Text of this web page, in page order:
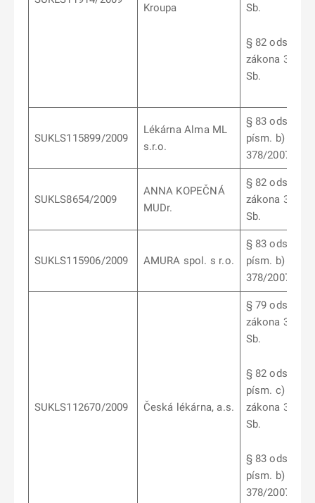
Kroupa Sb.
§ 82 odst. 4
zákona 378/
Sb.
SUKLS115899/2009
Lékárna Alma ML
s.r.o.
§ 83 odst. 5
písm. b)
378/2007 Sb.
SUKLS8654/2009
ANNA KOPEČNÁ
MUDr.
§ 82 odst 2
zákona 378/
Sb.
SUKLS115906/2009 AMURA spol. s r.o.
§ 83 odst. 5
písm. b)
378/2007 Sb.
SUKLS112670/2009 Česká lékárna, a.s.
§ 79 odst. 5
zákona 378/
Sb.
§ 82 odst. 3
písm. c) a e)
zákona 378/
Sb.
§ 83 odst. 5
písm. b)
378/2007 Sb.